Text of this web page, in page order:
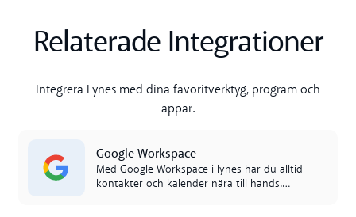
Relaterade Integrationer
Integrera Lynes med dina favoritverktyg, program och
appar.
Google Workspace
Med Google Workspace i lynes har du alltid
kontakter och kalender nära till hands.